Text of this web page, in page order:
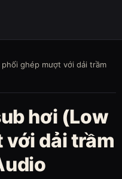
ghép mượt với dải trầm
hơi (Low
với dải trầm